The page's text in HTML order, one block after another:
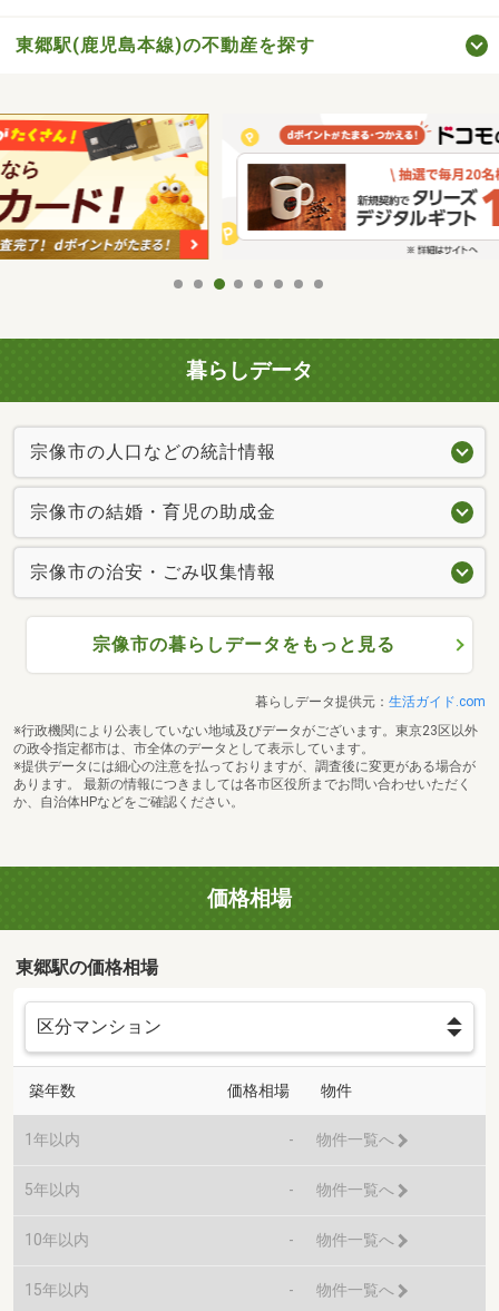
東郷駅(鹿児島本線)の不動産を探す
暮らしデータ
宗像市の人口などの統計情報
宗像市の結婚・育児の助成金
宗像市の治安・ごみ収集情報
宗像市の暮らしデータをもっと見る
暮らしデータ提供元： 生活ガイド.com
※行政機関により公表していない地域及びデータがございます。東京23区以外
の政令指定都市は、市全体のデータとして表示しています。
※提供データには細心の注意を払っておりますが、調査後に変更がある場合が
あります。 最新の情報につきましては各市区役所までお問い合わせいただく
か、自治体HPなどをご確認ください。
価格相場
東郷駅の価格相場
築年数 価格相場 物件
1年以内 - 物件一覧へ
5年以内 - 物件一覧へ
10年以内 - 物件一覧へ
15年以内 - 物件一覧へ